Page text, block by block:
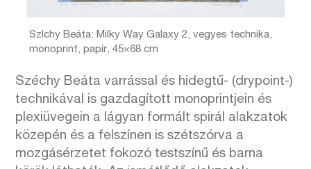
Szlchy Beáta: Milky Way Galaxy 2, vegyes technika,
monoprint, papír, 45×68 cm
Széchy Beáta varrással és hidegtű- (drypoint-)
technikával is gazdagított monoprintjein és
plexiüvegein a lágyan formált spirál alakzatok
közepén és a felszínen is szétszórva a
mozgásérzetet fokozó testszínű és barna